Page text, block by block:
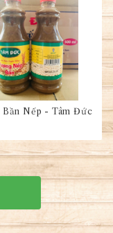
Bần Nếp - Tâm Đức